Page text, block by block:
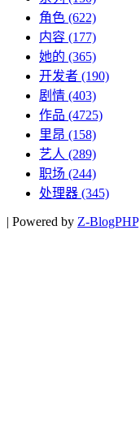
角色 (622)
内容 (177)
她的 (365)
开发者 (190)
剧情 (403)
作品 (4725)
里昂 (158)
艺人 (289)
职场 (244)
处理器 (345)
| Powered by Z-BlogPHP